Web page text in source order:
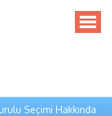
Seçimi Hakkında